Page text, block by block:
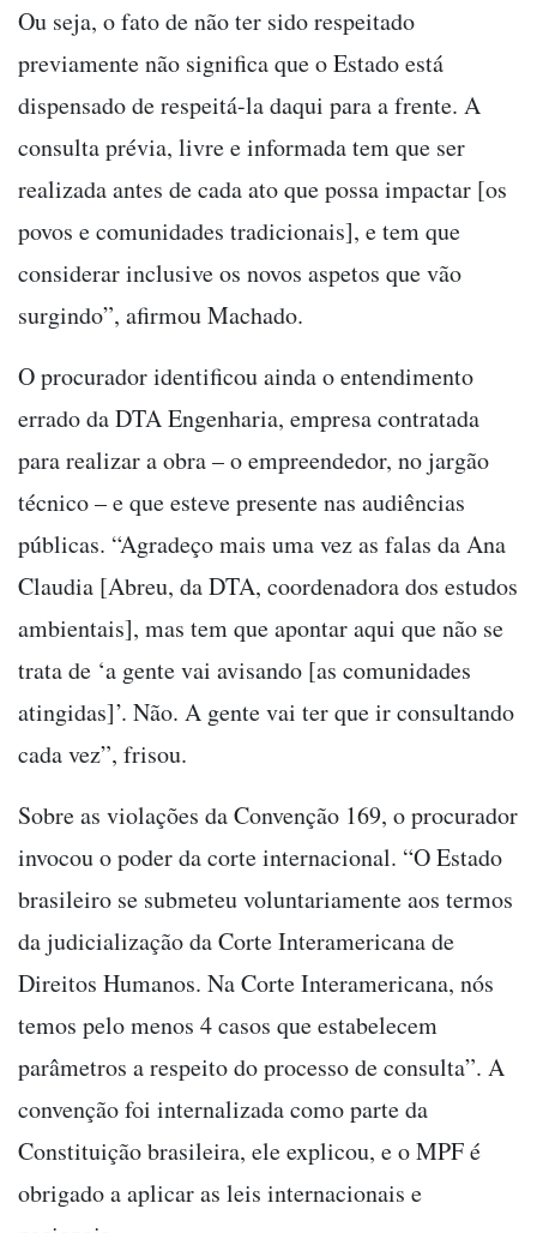
Ou seja, o fato de não ter sido respeitado
previamente não significa que o Estado está
dispensado de respeitá-la daqui para a frente. A
consulta prévia, livre e informada tem que ser
realizada antes de cada ato que possa impactar [os
povos e comunidades tradicionais], e tem que
considerar inclusive os novos aspetos que vão
surgindo”, afirmou Machado.
O procurador identificou ainda o entendimento
errado da DTA Engenharia, empresa contratada
para realizar a obra – o empreendedor, no jargão
técnico – e que esteve presente nas audiências
públicas. “Agradeço mais uma vez as falas da Ana
Claudia [Abreu, da DTA, coordenadora dos estudos
ambientais], mas tem que apontar aqui que não se
trata de ‘a gente vai avisando [as comunidades
atingidas]’. Não. A gente vai ter que ir consultando
cada vez”, frisou.
Sobre as violações da Convenção 169, o procurador
invocou o poder da corte internacional. “O Estado
brasileiro se submeteu voluntariamente aos termos
da judicialização da Corte Interamericana de
Direitos Humanos. Na Corte Interamericana, nós
temos pelo menos 4 casos que estabelecem
parâmetros a respeito do processo de consulta”. A
convenção foi internalizada como parte da
Constituição brasileira, ele explicou, e o MPF é
obrigado a aplicar as leis internacionais e